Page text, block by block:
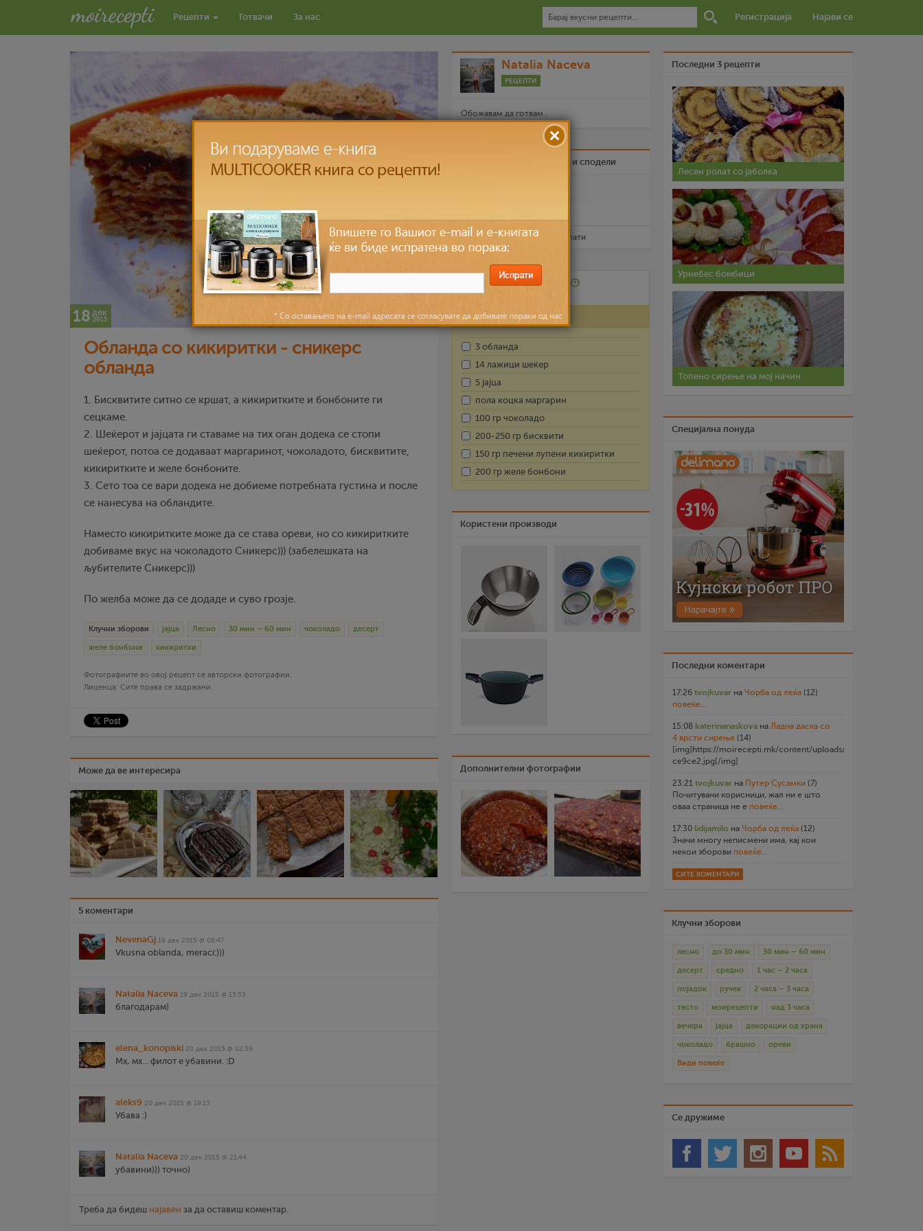
Рецепти Готвачи За нас Регистрација Најави се
18 дек
2015
Обланда со кикиритки - сникерс
обланда
1. Бисквитите ситно се кршат, а кикиритките и бонбоните ги
сецкаме.
2. Шеќерот и јајцата ги ставаме на тих оган додека се стопи
шеќерот, потоа се додаваат маргаринот, чоколадото, бисквитите,
кикиритките и желе бонбоните.
3. Сето тоа се вари додека не добиеме потребната густина и после
се нанесува на обландите.
Наместо кикиритките може да се става ореви, но со кикиритките
добиваме вкус на чоколадото Сникерс))) (забелешката на
љубителите Сникерс)))
По желба може да се додаде и суво грозје.
Клучни зборови јајца Лесно 30 мин – 60 мин чоколадо десерт
желе бонбони кикиритки
Фотографиите во овој рецепт се авторски фотографии.
Лиценца: Сите права се задржани
Може да ве интересира
5 коментари
NevenaGj 19 дек 2015 @ 08:47
Vkusna oblanda, meraci:)))
Natalia Naceva 19 дек 2015 @ 13:53
благодарам)
elena_konopiski 20 дек 2015 @ 02:39
Мх, мх... филот е убавини. :D
aleks9 20 дек 2015 @ 19:13
Убава :)
Natalia Naceva 20 дек 2015 @ 21:44
убавини))) точно)
Треба да бидеш најавен за да оставиш коментар.
Natalia Naceva
РЕЦЕПТИ
Обожавам да готвам .
Биди вистински пријател и сподели
Рецептот е прочитан пати
Лесно
повеќе лица
30 мин – 60 мин
Состојки
3 обланда
14 лажици шеќер
5 јајца
пола коцка маргарин
100 гр чоколадо
200-250 гр бисквити
150 гр печени лупени кикиритки
200 гр желе бонбони
Користени производи
Дополнителни фотографии
Последни 3 рецепти
Лесен ролат со јаболка
Урнебес бомбици
Топено сирење на мој начин
Специјална понуда
Последни коментари
17:26 tvojkuvar на Чорба од леќа (12)
повеќе...
15:08 katerinanaskova на Ладна даска со
4 врсти сирење (14)
[img]https://moirecepti.mk/content/uploads/2026/07/
ce9ce2.jpg[/img]
23:21 tvojkuvar на Путер Сусамки (7)
Почитувани корисници, жал ни е што
оваа страница не е повеќе...
17:30 lidijamilo на Чорба од леќа (12)
Значи многу неписмени има, кај кои
некои зборови повеќе...
СИТЕ КОМЕНТАРИ
Клучни зборови
лесно до 30 мин 30 мин – 60 мин
десерт средно 1 час – 2 часа
појадок ручек 2 часа – 3 часа
тесто моирецепти над 3 часа
вечера јајца декорации од храна
чоколадо брашно ореви
Види повеќе
Се дружиме